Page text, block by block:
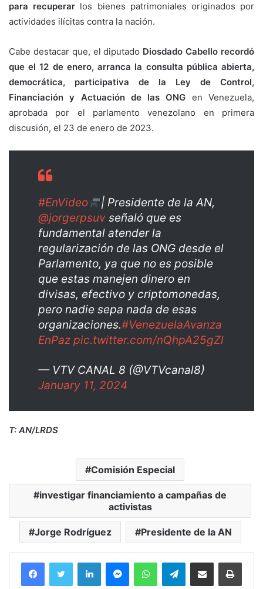
para recuperar los bienes patrimoniales originados por
actividades ilícitas contra la nación.
Cabe destacar que, el diputado Diosdado Cabello recordó
que el 12 de enero, arranca la consulta pública abierta,
democrática, participativa de la Ley de Control,
Financiación y Actuación de las ONG en Venezuela,
aprobada por el parlamento venezolano en primera
discusión, el 23 de enero de 2023.
#EnVideo
| Presidente de la AN,
@jorgerpsuv señaló que es
fundamental atender la
regularización de las ONG desde el
Parlamento, ya que no es posible
que estas manejen dinero en
divisas, efectivo y criptomonedas,
pero nadie sepa nada de esas
organizaciones.#VenezuelaAvanza
EnPaz pic.twitter.com/nQhpA25gZl
— VTV CANAL 8 (@VTVcanal8)
January 11, 2024
T: AN/LRDS
Comisión Especial
investigar financiamiento a campañas de
activistas
Jorge Rodríguez Presidente de la AN
FacebookTwitter LinkedInMessengerWhatsAppTelegramCompartir por correo electrónico